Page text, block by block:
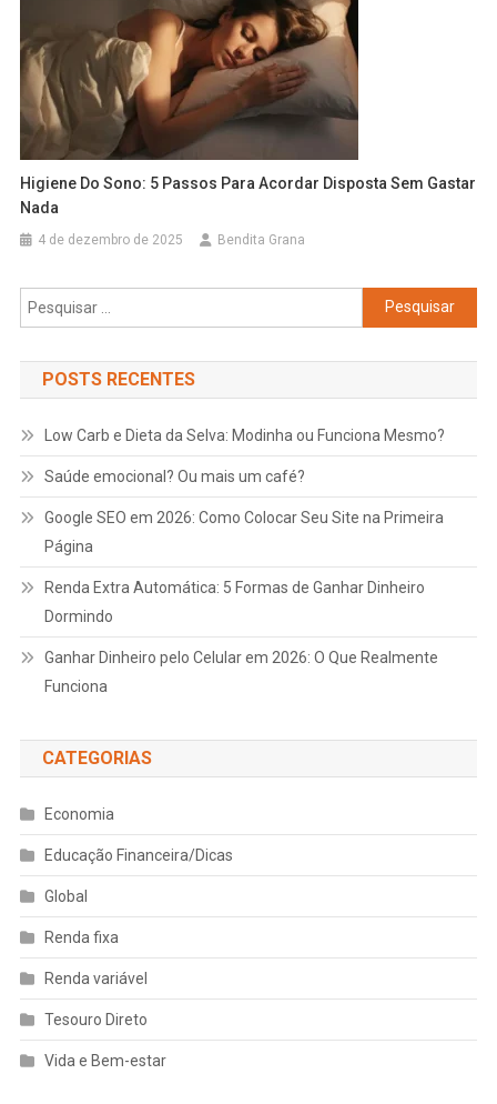
Higiene Do Sono: 5 Passos Para Acordar Disposta Sem Gastar
Nada
4 de dezembro de 2025 Bendita Grana
Pesquisar
por:
POSTS RECENTES
Low Carb e Dieta da Selva: Modinha ou Funciona Mesmo?
Saúde emocional? Ou mais um café?
Google SEO em 2026: Como Colocar Seu Site na Primeira
Página
Renda Extra Automática: 5 Formas de Ganhar Dinheiro
Dormindo
Ganhar Dinheiro pelo Celular em 2026: O Que Realmente
Funciona
CATEGORIAS
Economia
Educação Financeira/Dicas
Global
Renda fixa
Renda variável
Tesouro Direto
Vida e Bem-estar